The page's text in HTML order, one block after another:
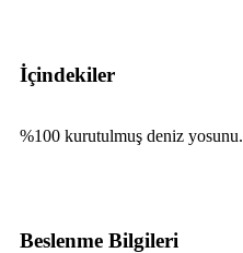
İçindekiler
%100 kurutulmuş deniz yosunu.
Beslenme Bilgileri